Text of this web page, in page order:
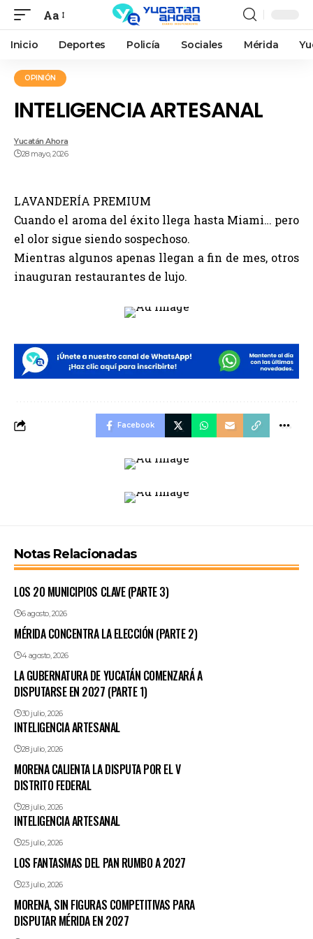
Aa
Inicio Deportes Policía Sociales Mérida
OPINIÓN
INTELIGENCIA ARTESANAL
Yucatán Ahora
28 mayo, 2026
LAVANDERÍA PREMIUM
Cuando el aroma del éxito llega hasta Miami… pero
el olor sigue siendo sospechoso.
Mientras algunos apenas llegan a fin de mes, otros
inauguran restaurantes de lujo.
Facebook
Notas Relacionadas
LOS 20 MUNICIPIOS CLAVE (PARTE 3)
6 agosto, 2026
MÉRIDA CONCENTRA LA ELECCIÓN (PARTE 2)
4 agosto, 2026
LA GUBERNATURA DE YUCATÁN COMENZARÁ A
DISPUTARSE EN 2027 (PARTE 1)
30 julio, 2026
INTELIGENCIA ARTESANAL
28 julio, 2026
MORENA CALIENTA LA DISPUTA POR EL V
DISTRITO FEDERAL
28 julio, 2026
INTELIGENCIA ARTESANAL
25 julio, 2026
LOS FANTASMAS DEL PAN RUMBO A 2027
23 julio, 2026
MORENA, SIN FIGURAS COMPETITIVAS PARA
DISPUTAR MÉRIDA EN 2027